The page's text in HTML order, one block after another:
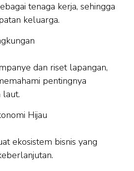
tenaga kerja, sehingga
keluarga.
dan riset lapangan,
pentingnya
laut.
Hijau
ekosistem bisnis yang